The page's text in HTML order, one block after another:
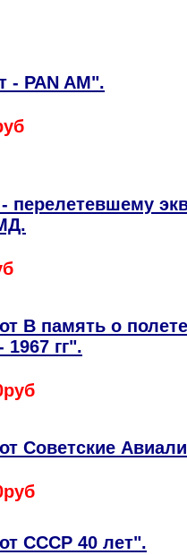
- PAN AM".
перелетевшему
В память о полете
1967 гг".
Советские
СССР 40 лет".